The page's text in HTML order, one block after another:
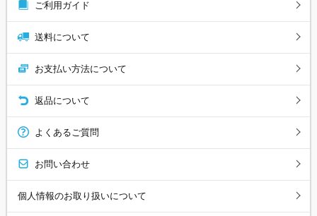
ご利用ガイド
送料について
お支払い方法について
返品について
よくあるご質問
お問い合わせ
個人情報のお取り扱いについて